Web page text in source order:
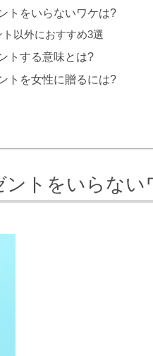
トをいらないワケは?
以外におすすめ3選
トする意味とは?
トを女性に贈るには?
トをいらない